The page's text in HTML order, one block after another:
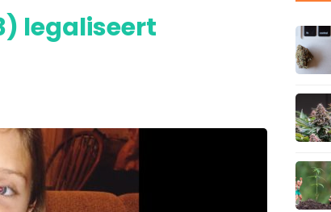
legaliseert